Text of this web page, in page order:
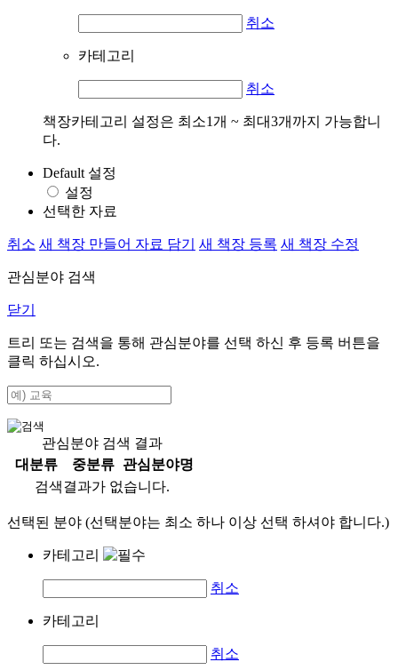
취소
카테고리
취소
책장카테고리 설정은 최소1개 ~ 최대3개까지 가능합니
다.
Default 설정
설정
선택한 자료
취소 새 책장 만들어 자료 담기 새 책장 등록 새 책장 수정
관심분야 검색
닫기
트리 또는 검색을 통해 관심분야를 선택 하신 후 등록 버튼을
클릭 하십시오.
관심분야 검색 결과
대분류
중분류
관심분야명
검색결과가 없습니다.
선택된 분야 (선택분야는 최소 하나 이상 선택 하셔야 합니다.)
카테고리
취소
카테고리
취소